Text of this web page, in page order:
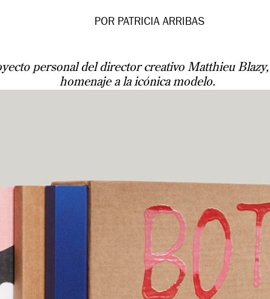
POR PATRICIA ARRIBAS
personal del director creativo Matthieu
homenaje a la icónica modelo.